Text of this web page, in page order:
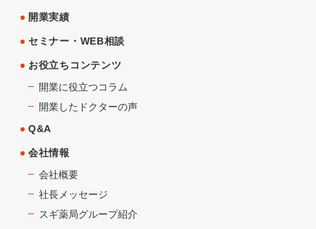
開業実績
セミナー・WEB相談
お役立ちコンテンツ
開業に役立つコラム
開業したドクターの声
Q&A
会社情報
会社概要
社長メッセージ
スギ薬局グループ紹介